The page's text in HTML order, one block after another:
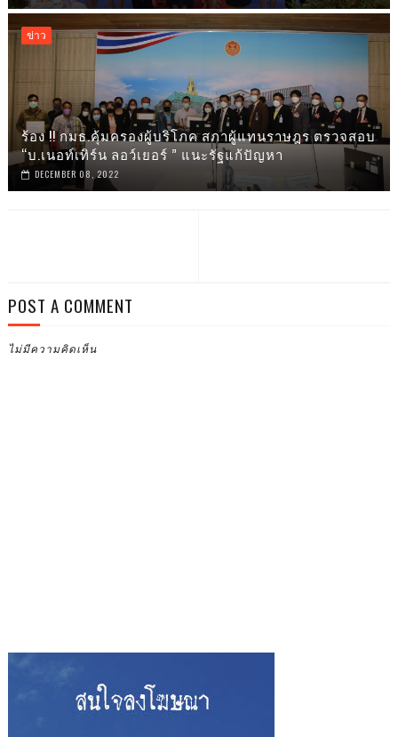
ข่าว
ร้อง !! กมธ.คุ้มครองผู้บริโภค สภาผู้แทนราษฎร ตรวจสอบ
“บ.เนอท์เทิร์น ลอว์เยอร์ ” แนะรัฐแก้ปัญหา
DECEMBER 08, 2022
POST A COMMENT
ไม่มีความคิดเห็น